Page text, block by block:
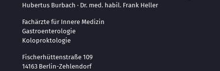
Hubertus Burbach · Dr. med. habil. Frank Heller
Fachärzte für Innere Medizin
Gastroenterologie
Koloproktologie
Fischerhüttenstraße 109
14163 Berlin-Zehlendorf